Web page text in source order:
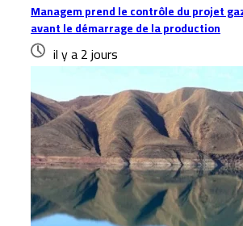
Managem prend le contrôle du projet
avant le démarrage de la production
il y a 2 jours